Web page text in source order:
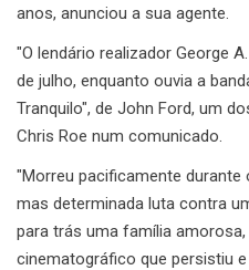
anos, anunciou a sua agente.
"O lendário realizador George
de julho, enquanto ouvia a
Tranquilo", de John Ford, um
Chris Roe num comunicado.
"Morreu pacificamente durante
mas determinada luta contra
para trás uma família
cinematográfico que persistiu